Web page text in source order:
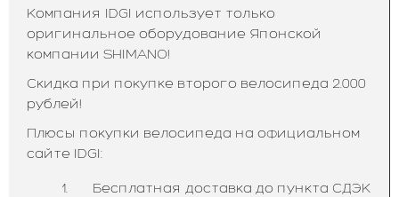
Компания IDGI использует только
оригинальное оборудование Японской
компании SHIMANO!
Скидка при покупке второго велосипеда 2.000
рублей!
Плюсы покупки велосипеда на официальном
сайте IDGI:
Бесплатная доставка до пункта СДЭК